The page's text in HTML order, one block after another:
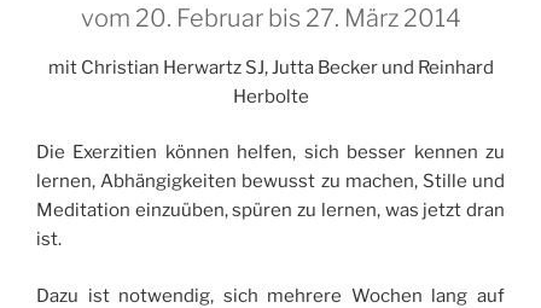
vom 20. Februar bis 27. März 2014
mit Christian Herwartz SJ, Jutta Becker und Reinhard
Herbolte
Die Exerzitien können helfen, sich besser kennen zu
lernen, Abhängigkeiten bewusst zu machen, Stille und
Meditation einzuüben, spüren zu lernen, was jetzt dran
ist.
Dazu ist notwendig, sich mehrere Wochen lang auf